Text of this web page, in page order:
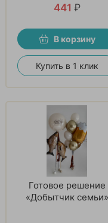
441 ₽
В корзину
Купить в 1 клик
Готовое решение
«Добытчик семьи»